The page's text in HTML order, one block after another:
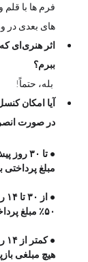
فرم ها با
های بعدی در
ببرم؟
بله، حتماً!
آیا امکان کنسل کردن
در صورت
مبلغ پرداختی
•
۵۰٪ مبلغ پرداختی بازپرداخت می‌شود.
•
هیچ مبلغی